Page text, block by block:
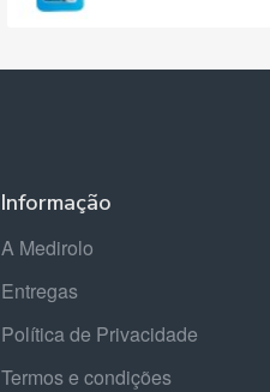
Informação
A Medirolo
Entregas
Política de Privacidade
Termos e condições